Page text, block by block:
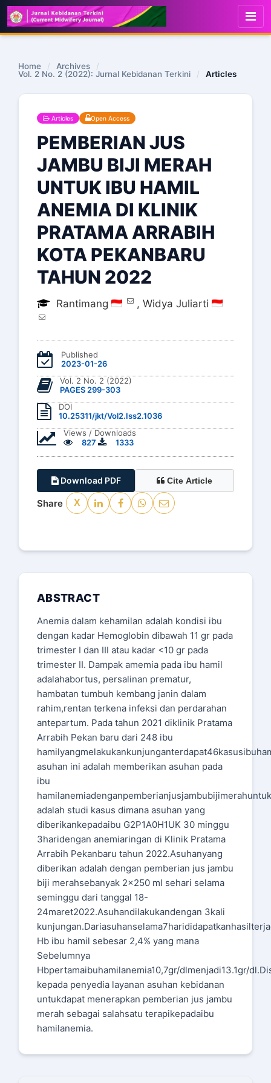
Home / Archives
/
Vol. 2 No. 2 (2022): Jurnal Kebidanan Terkini
/ Articles
Articles Open Access
PEMBERIAN JUS
JAMBU BIJI MERAH
UNTUK IBU HAMIL
ANEMIA DI KLINIK
PRATAMA ARRABIH
KOTA PEKANBARU
TAHUN 2022
Rantimang , Widya Juliarti
Published
2023-01-26
Vol. 2 No. 2 (2022)
PAGES 299-303
DOI
10.25311/jkt/Vol2.Iss2.1036
Views / Downloads
827
1333
Download PDF Cite Article
Share X
ABSTRACT
Anemia dalam kehamilan adalah kondisi ibu
dengan kadar Hemoglobin dibawah 11 gr pada
trimester I dan III atau kadar <10 gr pada
trimester II. Dampak amemia pada ibu hamil
adalahabortus, persalinan prematur,
hambatan tumbuh kembang janin dalam
rahim,rentan terkena infeksi dan perdarahan
antepartum. Pada tahun 2021 diklinik Pratama
Arrabih Pekan baru dari 248 ibu
asuhan ini adalah memberikan asuhan pada
ibu
adalah studi kasus dimana asuhan yang
diberikankepadaibu G2P1A0H1UK 30 minggu
3haridengan anemiaringan di Klinik Pratama
Arrabih Pekanbaru tahun 2022.Asuhanyang
diberikan adalah dengan pemberian jus jambu
biji merahsebanyak 2x250 ml sehari selama
seminggu dari tanggal 18-
24maret2022.Asuhandilakukandengan 3kali
Hb ibu hamil sebesar 2,4% yang mana
Sebelumnya
Hbpertamaibuhamilanemia10,7gr/dlmenjadi13.1gr/
kepada penyedia layanan asuhan kebidanan
untukdapat menerapkan pemberian jus jambu
merah sebagai salahsatu terapikepadaibu
hamilanemia.